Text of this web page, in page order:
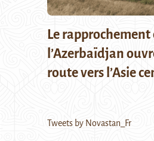
Le rapprochement
l’Azerbaïdjan
route vers l’Asie
Tweets by Novastan_Fr